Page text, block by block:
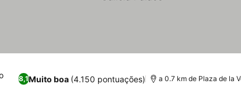
8,1Muito boa (4.150 pontuações) a 0.7 km de Plaza de la